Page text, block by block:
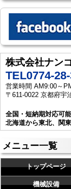
株式会社ナン
TEL0774-
営業時間 AM9:00～
〒611-0022 京都府宇
全国・短納期対応可能
北海道から東北、関
メニュー一覧
トップページ
機械設備